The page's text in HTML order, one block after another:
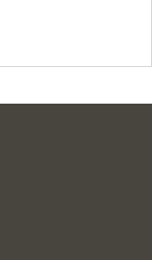
par des
fluorescence
la spectroscopie de